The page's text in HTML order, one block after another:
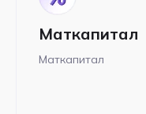
Маткапитал
Маткапитал